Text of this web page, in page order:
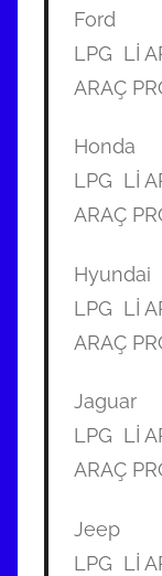
Ford
LPG Lİ
ARAÇ
Honda
LPG Lİ
ARAÇ
Hyundai
LPG Lİ
ARAÇ
Jaguar
LPG Lİ
ARAÇ
Jeep
LPG Lİ